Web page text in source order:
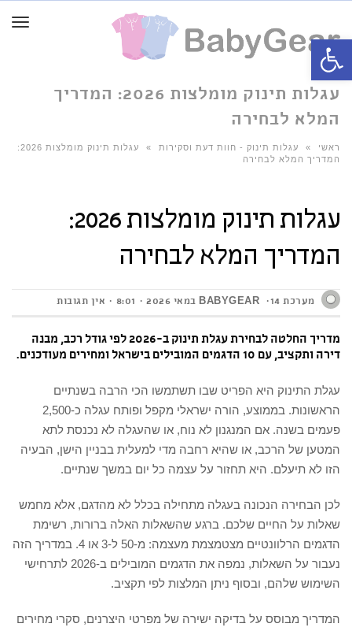
עגלות תינוק מומלצות 2026: המדריך
המלא לבחירה
ראשי » עגלות תינוק - חוות דעת וסקירות »
עגלות תינוק מומלצות 2026:
המדריך המלא לבחירה
עגלות תינוק מומלצות 2026:
המדריך המלא לבחירה
מערכת BABYGEAR 14 במאי 2026 8:01 אין תגובות
מדריך החלטה לבחירת עגלת תינוק ב-2026 לפי גודל רכב, מבנה
דירה ותקציב, עם 10 הדגמים המובילים בישראל ומחירים מעודכנים.
עגלת התינוק היא הפריט שבו תשתמשו הכי הרבה בשנתיים
הראשונות. בממוצע, הורה ישראלי מקפל ופותח עגלה כ-2,500
פעמים בשנה. אם המנגנון לא נוח, או שהעגלה לא נכנסת לתא
המטען של הרכב, או שהיא רחבה מדי למעלית בבניין הישן, הבעיה
הזו לא תיעלם. היא תחזור על עצמה כל יום במשך שנתיים.
לכן הבחירה הנכונה בעגלה מתחילה בכלל לא מהדגם, אלא מחמש
שאלות על החיים שלכם. ברגע שהשאלות האלה ברורות, רשימת
הדגמים הרלוונטיים מצטמצמת מעצמה: מ-50 ל-3 או 4. במדריך הזה
נעבור על השאלות, נמפה את הדגמים המובילים ב-2026 לתרחישי
השימוש שלהם, ובסוף ניתן המלצות לפי תקציב.
המדריך מבוסס על בדיקה ישירה של מפרטי היצרנים, סקרי מחירים
פתח סרגל נגישות